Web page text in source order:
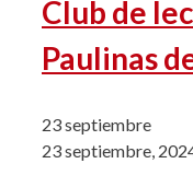
Club de
Paulinas
23 septiembre
23 septiembre,